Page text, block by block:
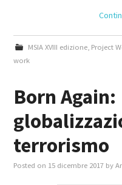
MSIA XVIII edizione, Project
work
Born Again:
terrorismo
Posted on 15 dicembre 2017 by